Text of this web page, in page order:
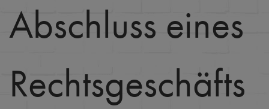
Abschluss eines
Rechtsgeschäfts